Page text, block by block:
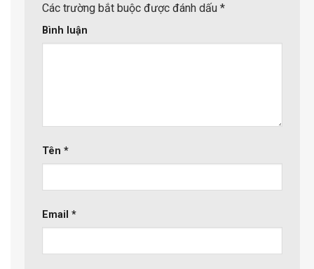
Các trường bắt buộc được đánh dấu *
Bình luận
Tên *
Email *